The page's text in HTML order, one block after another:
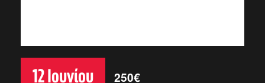
12 Ιουνίου 250€